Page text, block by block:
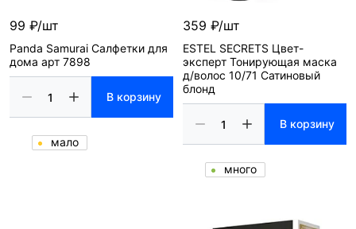
99 ₽/шт
Panda Samurai Салфетки для
дома арт 7898
В корзину
мало
359 ₽/шт
ESTEL SECRETS Цвет-
эксперт Тонирующая маска
д/волос 10/71 Сатиновый
блонд
В корзину
много